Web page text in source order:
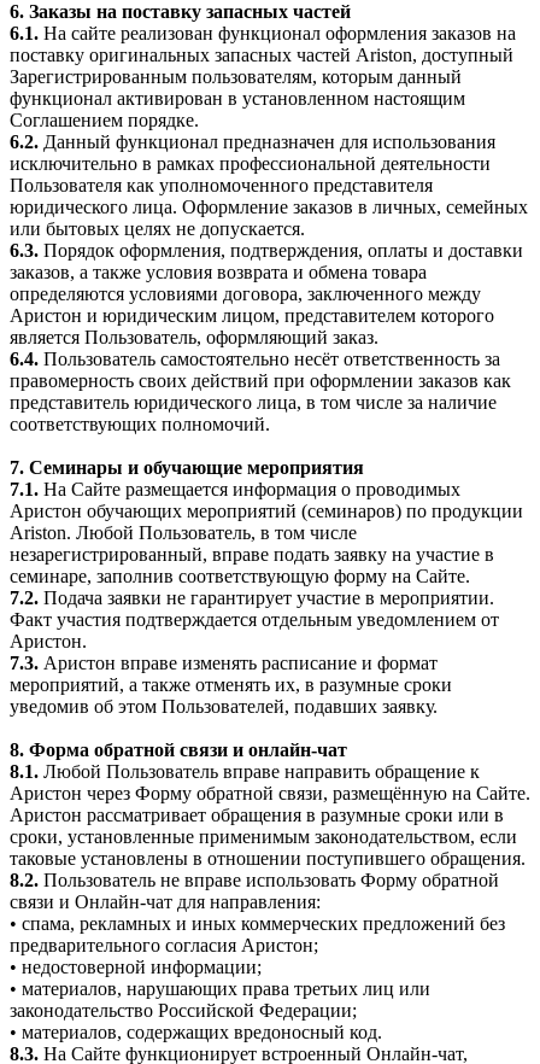
6. Заказы на поставку запасных частей
6.1. На сайте реализован функционал оформления заказов на
поставку оригинальных запасных частей Ariston, доступный
Зарегистрированным пользователям, которым данный
функционал активирован в установленном настоящим
Соглашением порядке.
6.2. Данный функционал предназначен для использования
исключительно в рамках профессиональной деятельности
Пользователя как уполномоченного представителя
юридического лица. Оформление заказов в личных, семейных
или бытовых целях не допускается.
6.3. Порядок оформления, подтверждения, оплаты и доставки
заказов, а также условия возврата и обмена товара
определяются условиями договора, заключенного между
Аристон и юридическим лицом, представителем которого
является Пользователь, оформляющий заказ.
6.4. Пользователь самостоятельно несёт ответственность за
правомерность своих действий при оформлении заказов как
представитель юридического лица, в том числе за наличие
соответствующих полномочий.
7. Семинары и обучающие мероприятия
7.1. На Сайте размещается информация о проводимых
Аристон обучающих мероприятий (семинаров) по продукции
Ariston. Любой Пользователь, в том числе
незарегистрированный, вправе подать заявку на участие в
семинаре, заполнив соответствующую форму на Сайте.
7.2. Подача заявки не гарантирует участие в мероприятии.
Факт участия подтверждается отдельным уведомлением от
Аристон.
7.3. Аристон вправе изменять расписание и формат
мероприятий, а также отменять их, в разумные сроки
уведомив об этом Пользователей, подавших заявку.
8. Форма обратной связи и онлайн-чат
8.1. Любой Пользователь вправе направить обращение к
Аристон через Форму обратной связи, размещённую на Сайте.
Аристон рассматривает обращения в разумные сроки или в
сроки, установленные применимым законодательством, если
таковые установлены в отношении поступившего обращения.
8.2. Пользователь не вправе использовать Форму обратной
связи и Онлайн-чат для направления:
• спама, рекламных и иных коммерческих предложений без
предварительного согласия Аристон;
• недостоверной информации;
• материалов, нарушающих права третьих лиц или
законодательство Российской Федерации;
• материалов, содержащих вредоносный код.
8.3. На Сайте функционирует встроенный Онлайн-чат,